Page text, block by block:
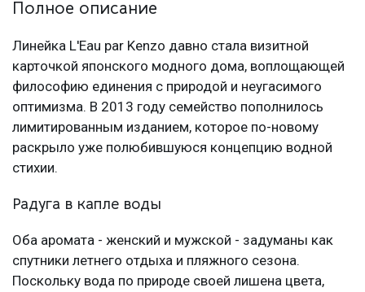
Полное описание
Линейка L'Eau par Kenzo давно стала визитной
карточкой японского модного дома, воплощающей
философию единения с природой и неугасимого
оптимизма. В 2013 году семейство пополнилось
лимитированным изданием, которое по-новому
раскрыло уже полюбившуюся концепцию водной
стихии.
Радуга в капле воды
Оба аромата - женский и мужской - задуманы как
спутники летнего отдыха и пляжного сезона.
Поскольку вода по природе своей лишена цвета,